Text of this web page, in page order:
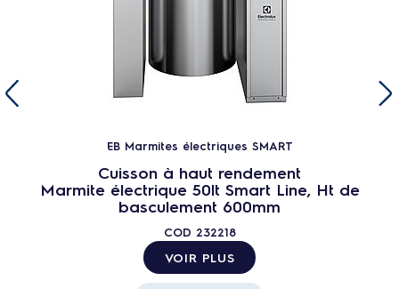
EB Marmites électriques SMART
Cuisson à haut rendement
Marmite électrique 50lt Smart Line, Ht de
basculement 600mm
COD 232218
VOIR PLUS